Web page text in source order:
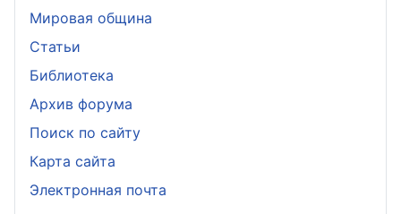
Мировая община
Статьи
Библиотека
Архив форума
Поиск по сайту
Карта сайта
Электронная почта